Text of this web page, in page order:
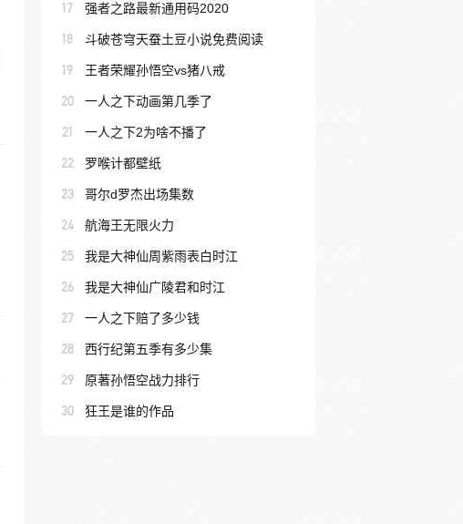
17 强者之路最新通用码2020
18 斗破苍穹天蚕土豆小说免费阅读
19 王者荣耀孙悟空vs猪八戒
20 一人之下动画第几季了
21 一人之下2为啥不播了
22 罗喉计都壁纸
23 哥尔d罗杰出场集数
24 航海王无限火力
25 我是大神仙周紫雨表白时江
26 我是大神仙广陵君和时江
27 一人之下赔了多少钱
28 西行纪第五季有多少集
29 原著孙悟空战力排行
30 狂王是谁的作品